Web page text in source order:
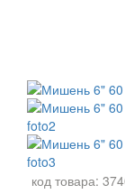
код товара: